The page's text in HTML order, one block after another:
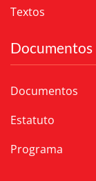
Textos
Documentos
Documentos
Estatuto
Programa